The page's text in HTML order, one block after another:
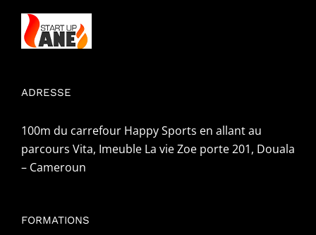
ADRESSE
100m du carrefour Happy Sports en allant au
parcours Vita, Imeuble La vie Zoe porte 201, Douala
– Cameroun
FORMATIONS